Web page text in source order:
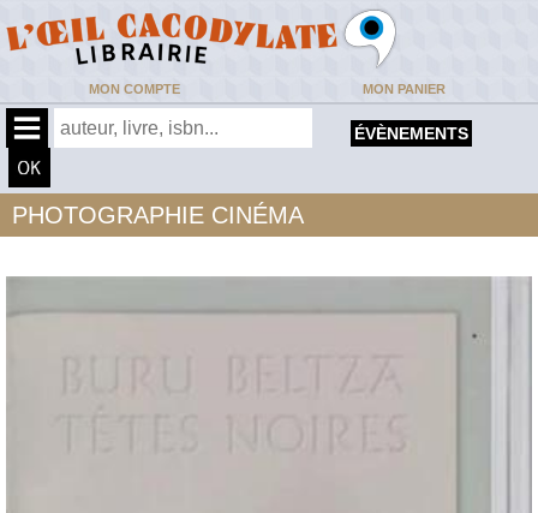
MON COMPTE MON PANIER
ÉVÈNEMENTS
PHOTOGRAPHIE CINÉMA